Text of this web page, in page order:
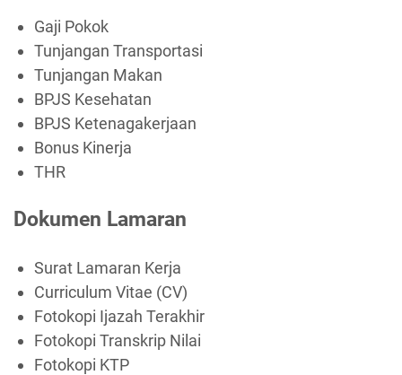
Gaji Pokok
Tunjangan Transportasi
Tunjangan Makan
BPJS Kesehatan
BPJS Ketenagakerjaan
Bonus Kinerja
THR
Dokumen Lamaran
Surat Lamaran Kerja
Curriculum Vitae (CV)
Fotokopi Ijazah Terakhir
Fotokopi Transkrip Nilai
Fotokopi KTP